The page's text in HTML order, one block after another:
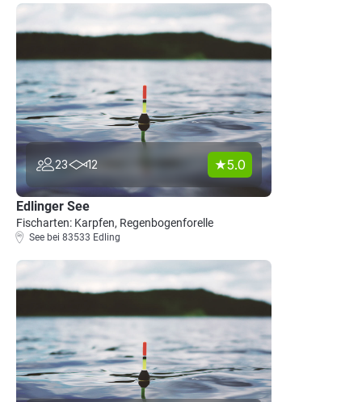
23 12 5.0
Edlinger See
Fischarten: Karpfen, Regenbogenforelle
See bei 83533 Edling